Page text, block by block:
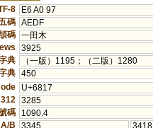
8
E6 A0 97
碼 AEDF
碼 一田木
3925
典
（一版）1195；（二版）1280
典 450
U+6817
3285
碼
1090.4
B
3345
3418